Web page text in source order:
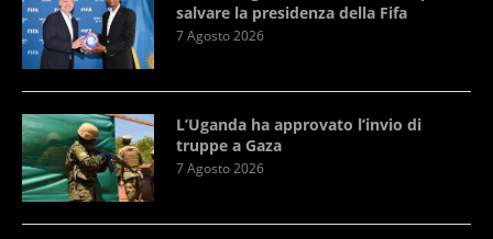
salvare la presidenza della Fifa
7 Agosto 2026
L’Uganda ha approvato l’invio di
truppe a Gaza
7 Agosto 2026